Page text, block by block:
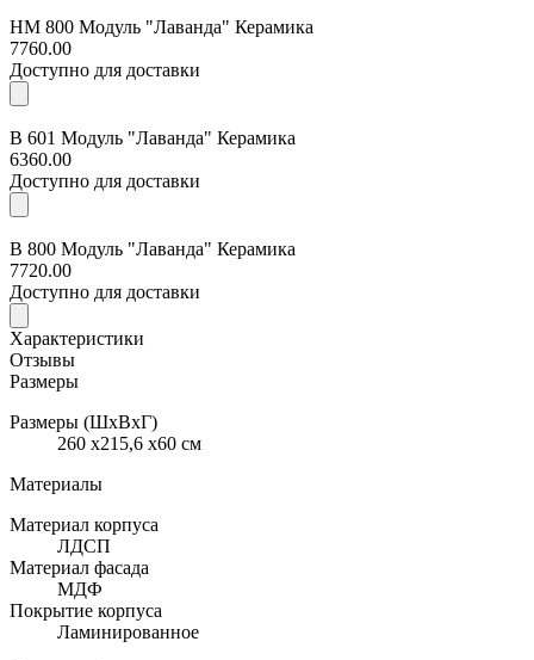
НМ 800 Модуль "Лаванда" Керамика
7760.00
Доступно для доставки
В 601 Модуль "Лаванда" Керамика
6360.00
Доступно для доставки
В 800 Модуль "Лаванда" Керамика
7720.00
Доступно для доставки
Характеристики
Отзывы
Размеры
Размеры (ШхВхГ)
260 x215,6 x60 см
Материалы
Материал корпуса
ЛДСП
Материал фасада
МДФ
Покрытие корпуса
Ламинированное